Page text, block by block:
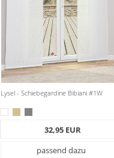
Lysel - Schiebegardine Bibiani #1W
32,95 EUR
passend dazu